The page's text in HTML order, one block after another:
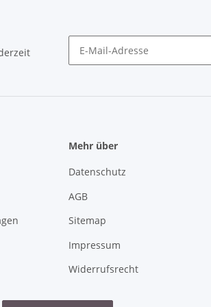
Mehr über
Datenschutz
AGB
Sitemap
Impressum
Widerrufsrecht